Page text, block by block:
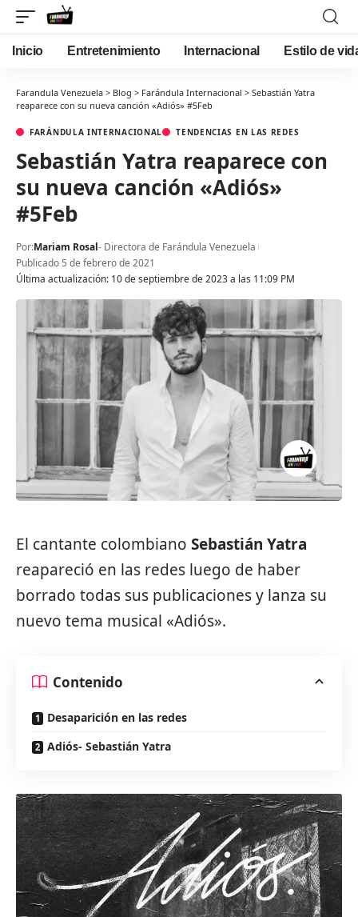
Inicio Entretenimiento Internacional Estilo de
Farandula Venezuela > Blog > Farándula Internacional > Sebastián Yatra
reaparece con su nueva canción «Adiós» #5Feb
FARÁNDULA INTERNACIONAL TENDENCIAS EN LAS REDES
Sebastián Yatra reaparece con
su nueva canción «Adiós»
#5Feb
Última actualización: 10 de septiembre de 2023 a las 11:09 PM
Por:Mariam Rosal- Directora de Farándula Venezuela
Publicado 5 de febrero de 2021
El cantante colombiano Sebastián Yatra
reapareció en las redes luego de haber
borrado todas sus publicaciones y lanza su
nuevo tema musical «Adiós».
Contenido
Desaparición en las redes
Adiós- Sebastián Yatra